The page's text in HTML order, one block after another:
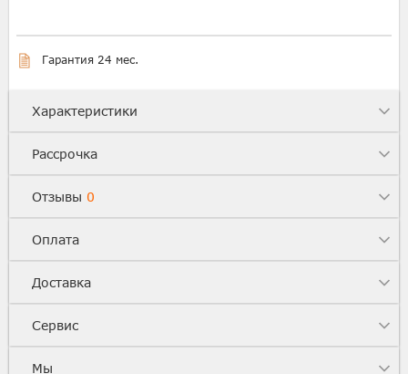
Гарантия 24 мес.
Характеристики
Рассрочка
Отзывы 0
Оплата
Доставка
Сервис
Мы